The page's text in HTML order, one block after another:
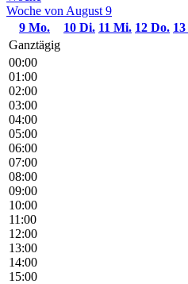
Woche von August 9
9 Mo. 10 Di. 11 Mi. 12 Do. 13
Ganztägig
00:00
01:00
02:00
03:00
04:00
05:00
06:00
07:00
08:00
09:00
10:00
11:00
12:00
13:00
14:00
15:00